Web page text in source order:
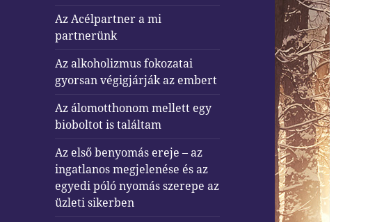
Az Acélpartner a mi
partnerünk
Az alkoholizmus fokozatai
gyorsan végigjárják az embert
Az álomotthonom mellett egy
bioboltot is találtam
Az első benyomás ereje – az
ingatlanos megjelenése és az
egyedi póló nyomás szerepe az
üzleti sikerben